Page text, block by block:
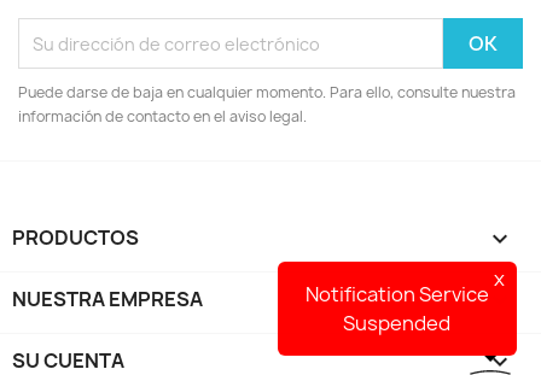
Puede darse de baja en cualquier momento. Para ello, consulte nuestra
información de contacto en el aviso legal.
PRODUCTOS 
NUESTRA EMPRESA 
SU CUENTA 
x
Notification Service
Suspended